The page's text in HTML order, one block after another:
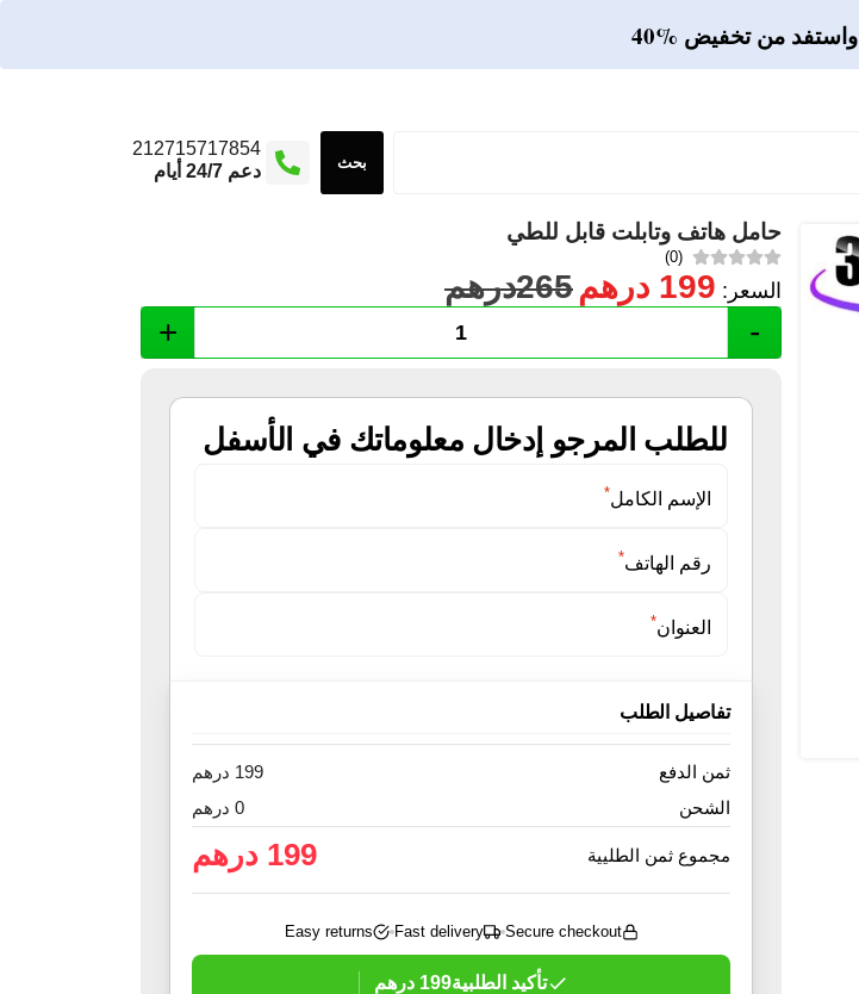
واستفد من تخفيض %40
بحث
212715717854
دعم 24/7 أيام
حامل هاتف وتابلت قابل للطي
(0)
السعر: 199 درهم265درهم
-
+
للطلب المرجو إدخال معلوماتك في الأسفل
الإسم الكامل*
رقم الهاتف*
العنوان*
تفاصيل الطلب
ثمن الدفع
199 درهم
الشحن
0 درهم
مجموع ثمن الطليية 199 درهم
Secure checkout
Fast delivery
Easy returns
تأكيد الطلبية199 درهم